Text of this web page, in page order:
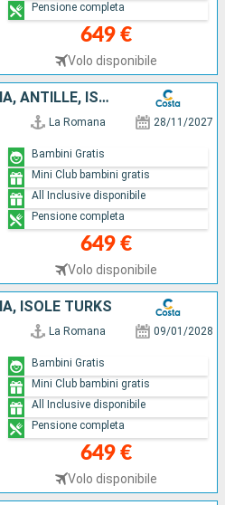
649 €
Volo disponibile
Pensione completa
REPUBBLICA DOMINICANA, ANTILLE, ISOLE VERGINI
La Romana 28/11/2027
649 €
Volo disponibile
Bambini Gratis
Mini Club bambini gratis
All Inclusive disponibile
Pensione completa
ISOLE TURKS
La Romana 09/01/2028
649 €
Volo disponibile
Bambini Gratis
Mini Club bambini gratis
All Inclusive disponibile
Pensione completa